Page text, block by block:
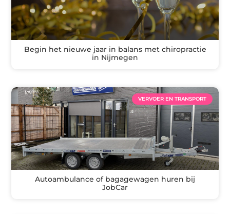
Begin het nieuwe jaar in balans met chiropractie
in Nijmegen
VERVOER EN TRANSPORT
Autoambulance of bagagewagen huren bij
JobCar